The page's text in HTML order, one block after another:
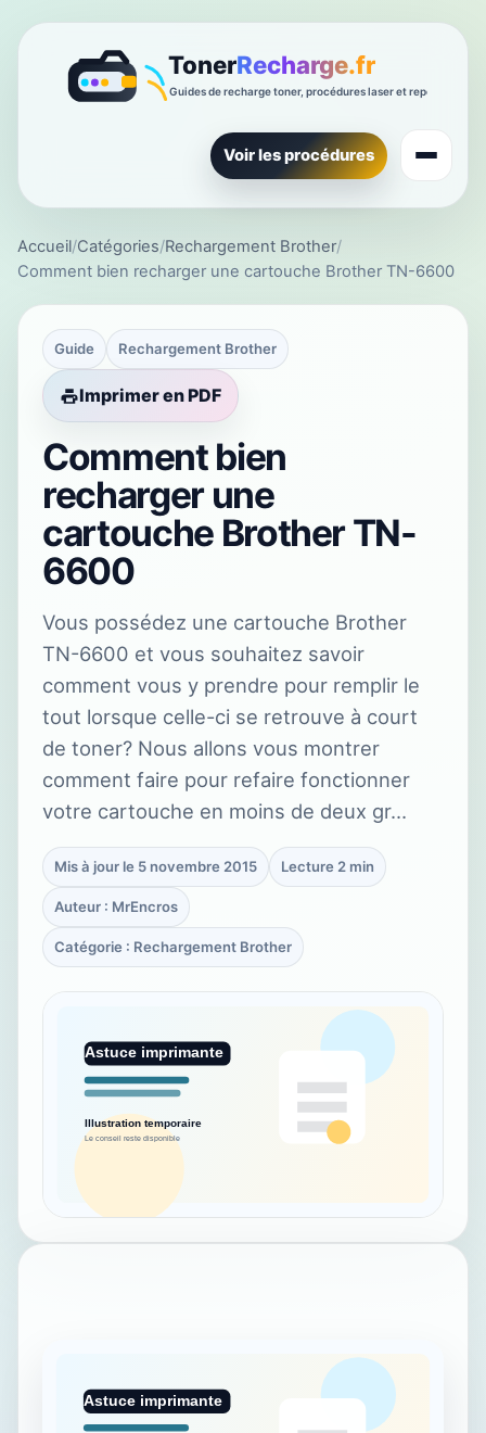
Voir les procédures
Accueil/Catégories/Rechargement Brother/
Comment bien recharger une cartouche Brother TN-6600
Guide Rechargement Brother
Imprimer en PDF
Comment bien
recharger une
cartouche Brother TN-
6600
Vous possédez une cartouche Brother
TN-6600 et vous souhaitez savoir
comment vous y prendre pour remplir le
tout lorsque celle-ci se retrouve à court
de toner? Nous allons vous montrer
comment faire pour refaire fonctionner
votre cartouche en moins de deux gr…
Mis à jour le 5 novembre 2015 Lecture 2 min
Auteur : MrEncros
Catégorie : Rechargement Brother